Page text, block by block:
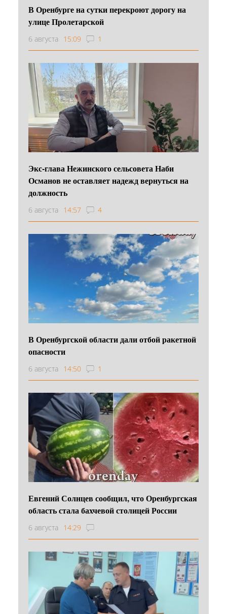
В Оренбурге на сутки перекроют дорогу на
улице Пролетарской
6 августа 15:09 1
Экс-глава Нежинского сельсовета Наби
Османов не оставляет надежд вернуться на
должность
6 августа 14:57 4
В Оренбургской области дали отбой ракетной
опасности
6 августа 14:50 1
Евгений Солнцев сообщил, что Оренбургская
область стала бахчевой столицей России
6 августа 14:29